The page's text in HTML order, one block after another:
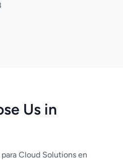
Us in
Cloud Solutions en